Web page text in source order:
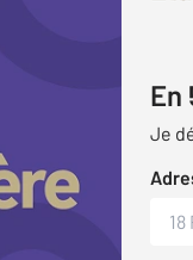
En
Je